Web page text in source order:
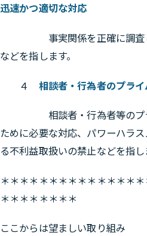
迅速かつ適切な対応
事実関係を正確に調査し
などを指します。
４ 相談者・行為者のプラ
相談者・行為者等のプラ
ために必要な対応、パワーハラ
る不利益取扱いの禁止などを指し
＊＊＊＊＊＊＊＊＊＊＊＊＊＊
＊＊＊＊＊＊＊＊
ここからは望ましい取り組み